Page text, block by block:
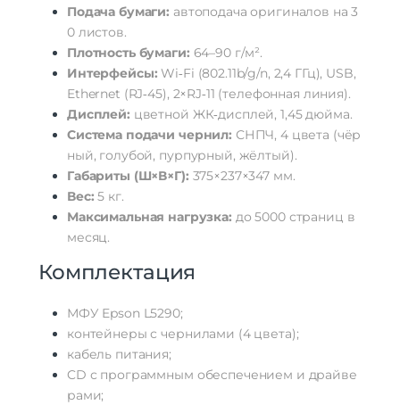
Подача бумаги: автоподача оригиналов на 3
0листов.
Плотностьбумаги: 64–90г/м².
Интерфейсы: Wi‑Fi (802.11b/g/n, 2,4 ГГц), USB,
Ethernet (RJ‑45), 2×RJ‑11 (телефонная линия).
Дисплей: цветной ЖК‑дисплей, 1,45дюйма.
Система подачи чернил: СНПЧ, 4цвета (чёр
ный, голубой, пурпурный, жёлтый).
Габариты (Ш×В×Г): 375×237×347мм.
Вес: 5 кг.
Максимальная нагрузка: до 5000страниц в
месяц.
Комплектация
МФУ Epson L5290;
контейнеры с чернилами (4цвета);
кабель питания;
CD с программным обеспечением и драйве
рами;